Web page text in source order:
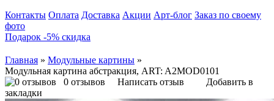
Контакты Оплата Доставка Акции Арт-блог Заказ по своему
фото
Подарок -5% скидка
Главная » Модульные картины »
Модульная картина абстракция, ART: A2MOD0101
0 отзывов
Написать отзыв
Добавить в
закладки